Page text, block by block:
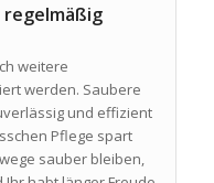
weitere
werden. Saubere
und effizient
Pflege spart
sauber bleiben,